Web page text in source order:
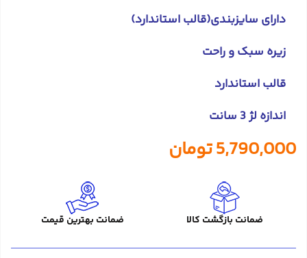
دارای سایزبندی(قالب استاندارد)
زیره سبک و راحت
قالب استاندارد
اندازه لژ 3 سانت
5,790,000تومان
ضمانت بازگشت کالا ضمانت بهترین قیمت